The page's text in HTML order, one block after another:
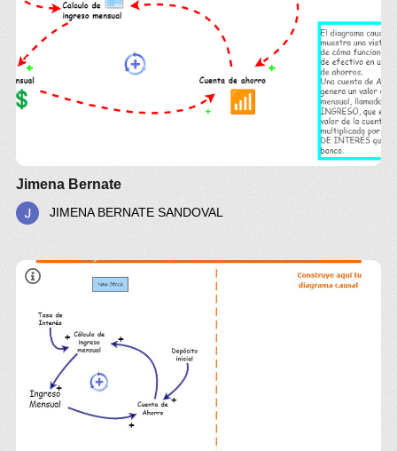
Jimena Bernate
JIMENA BERNATE SANDOVAL